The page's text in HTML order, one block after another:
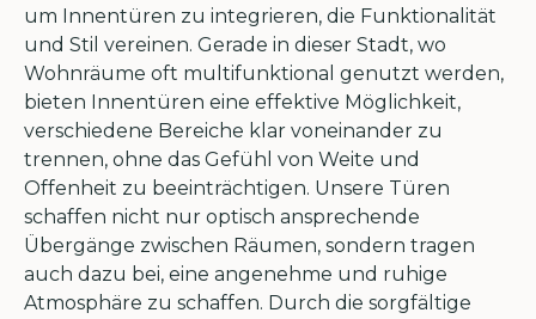
um Innentüren zu integrieren, die Funktionalität
und Stil vereinen. Gerade in dieser Stadt, wo
Wohnräume oft multifunktional genutzt werden,
bieten Innentüren eine effektive Möglichkeit,
verschiedene Bereiche klar voneinander zu
trennen, ohne das Gefühl von Weite und
Offenheit zu beeinträchtigen. Unsere Türen
schaffen nicht nur optisch ansprechende
Übergänge zwischen Räumen, sondern tragen
auch dazu bei, eine angenehme und ruhige
Atmosphäre zu schaffen. Durch die sorgfältige